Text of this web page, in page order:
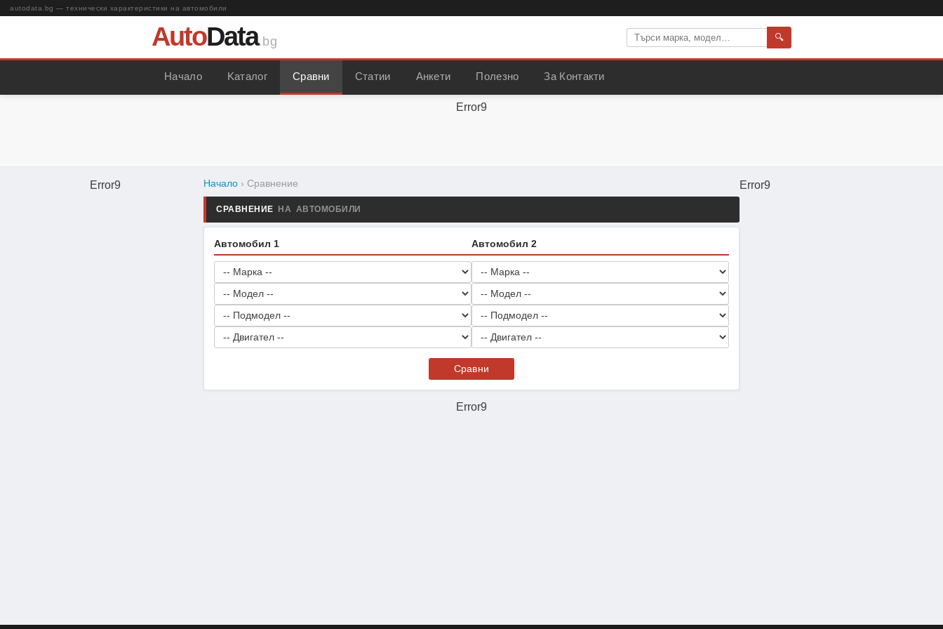
autodata.bg — технически характеристики на автомобили
AutoData.bg 🔍
Начало Kаталог Сравни Статии Анкети Полезно За Контакти
Error9
Error9 Начало › Сравнение
СРАВНЕНИЕ НА АВТОМОБИЛИ
Автомобил 1 Автомобил 2
Сравни
Error9
Error9